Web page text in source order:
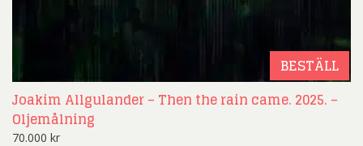
BESTÄLL
Joakim Allgulander – Then the rain came. 2025. –
Oljemålning
70.000 kr